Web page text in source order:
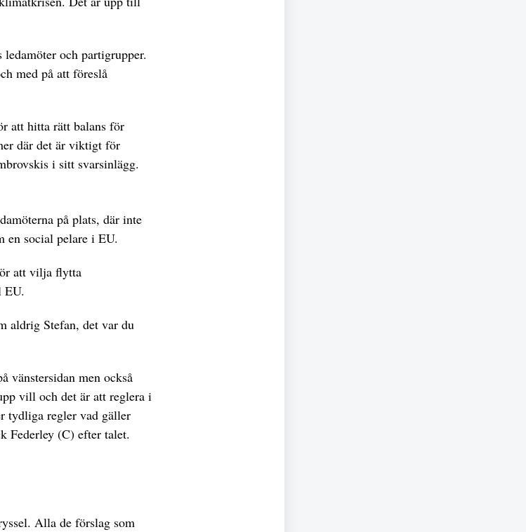
och partigrupper.
med på att föreslå
att hitta rätt balans för
där det är viktigt för
i sitt svarsinlägg.
på plats, där inte
en social pelare i EU.
att vilja flytta
EU.
aldrig Stefan, det var du
vänstersidan men också
vill och det är att reglera i
tydliga regler vad gäller
Federley (C) efter talet.
Alla de förslag som